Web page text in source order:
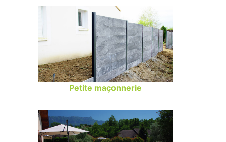
Petite maçonnerie